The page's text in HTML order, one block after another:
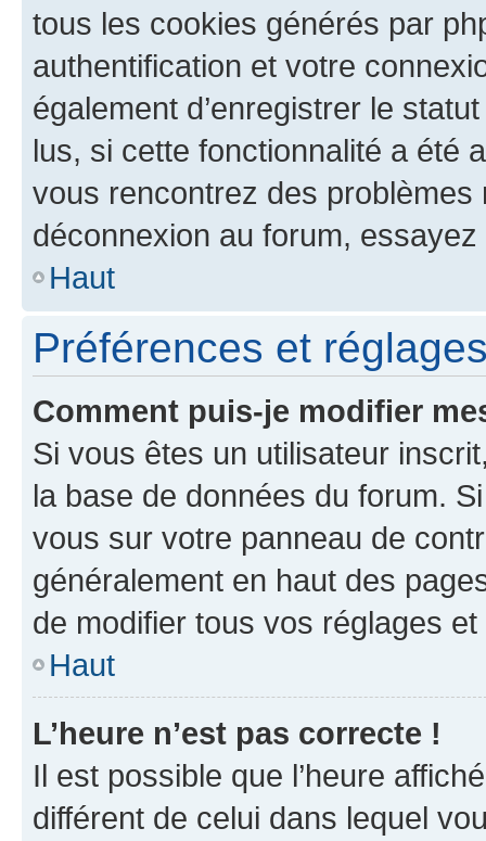
tous les cookies générés par
authentification et votre
également d’enregistrer le
lus, si cette fonctionnalité a été
vous rencontrez des
déconnexion au forum,
Haut
Préférences et
Comment puis-je modifier
Si vous êtes un utilisateur
la base de données du forum.
vous sur votre panneau de
généralement en haut des
de modifier tous vos réglages
Haut
L’heure n’est pas correcte !
Il est possible que l’heure
différent de celui dans lequel